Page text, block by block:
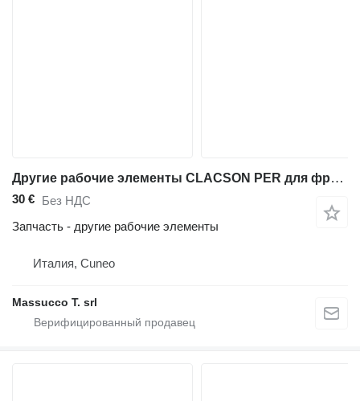
Другие рабочие элементы CLACSON PER для фронтального погрузчика Hitachi ZW250-6
30 € Без НДС
Запчасть - другие рабочие элементы
Италия, Cuneo
Massucco T. srl